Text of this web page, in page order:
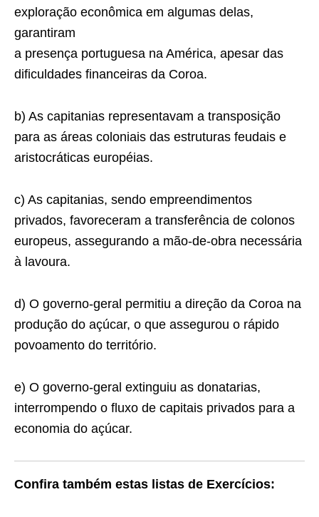
exploração econômica em algumas delas,
garantiram
a presença portuguesa na América, apesar das
dificuldades financeiras da Coroa.
b) As capitanias representavam a transposição
para as áreas coloniais das estruturas feudais e
aristo­cráticas européias.
c) As capitanias, sendo empreendimentos
privados, favoreceram a transferência de colonos
europeus, assegurando a mão-de-obra necessária
à lavoura.
d) O governo-geral permitiu a direção da Coroa na
produção do açúcar, o que assegurou o rápido
povoamento do território.
e) O governo-geral extinguiu as donatarias,
interrom­pendo o fluxo de capitais privados para a
economia do açúcar.
Confira também estas listas de Exercícios: